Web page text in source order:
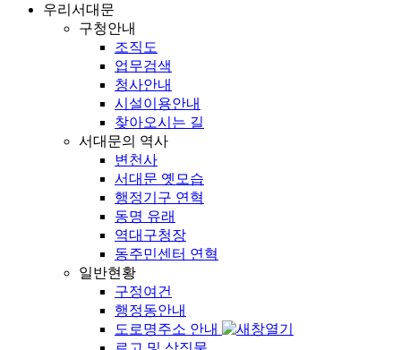
우리서대문
구청안내
조직도
업무검색
청사안내
시설이용안내
찾아오시는 길
서대문의 역사
변천사
서대문 옛모습
행정기구 연혁
동명 유래
역대구청장
동주민센터 연혁
일반현황
구정여건
행정동안내
도로명주소 안내